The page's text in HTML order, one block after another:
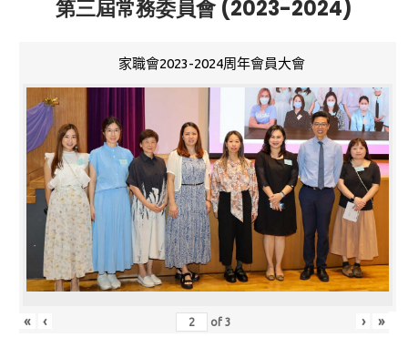
第三屆常務委員會 (2023-2024)
家職會2023-2024周年會員大會
« ‹ of3 › »